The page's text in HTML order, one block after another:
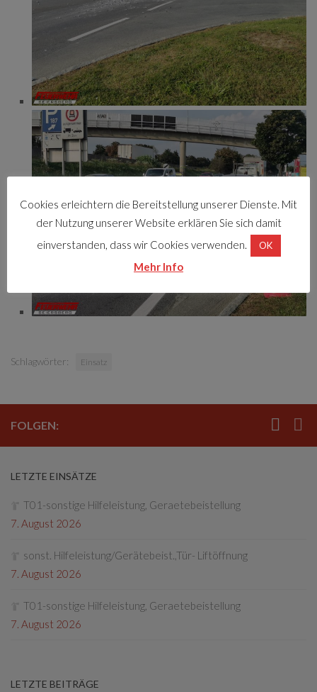
Schlagwörter: Einsatz
FOLGEN:
LETZTE EINSÄTZE
T01-sonstige Hilfeleistung, Geraetebeistellung
7. August 2026
sonst. Hilfeleistung/Gerätebeist.,Tür- Liftöffnung
7. August 2026
T01-sonstige Hilfeleistung, Geraetebeistellung
7. August 2026
LETZTE BEITRÄGE
Cookies erleichtern die Bereitstellung unserer Dienste. Mit
der Nutzung unserer Website erklären Sie sich damit
einverstanden, dass wir Cookies verwenden.
OK
Mehr Info